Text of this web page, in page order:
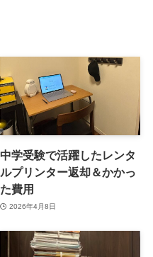
中学受験で活躍したレンタ
ルプリンター返却＆かかっ
た費用
2026年4月8日